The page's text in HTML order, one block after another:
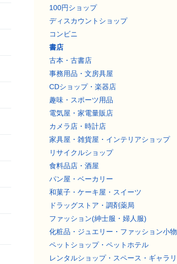
100円ショップ
ディスカウントショップ
コンビニ
書店
古本・古書店
事務用品・文房具屋
CDショップ・楽器店
趣味・スポーツ用品
電気屋・家電量販店
カメラ店・時計店
家具屋・雑貨屋・インテリアショップ
リサイクルショップ
食料品店・酒屋
パン屋・ベーカリー
和菓子・ケーキ屋・スイーツ
ドラッグストア・調剤薬局
ファッション(紳士服・婦人服)
化粧品・ジュエリー・ファッション小物
ペットショップ・ペットホテル
レンタルショップ・スペース・ギャラリ